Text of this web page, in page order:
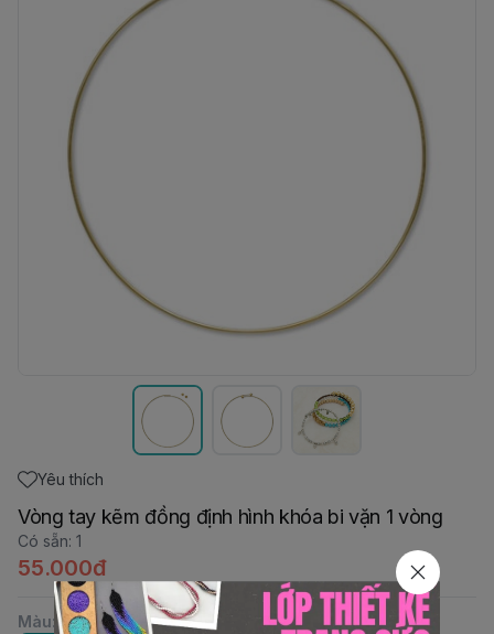
Yêu thích
Vòng tay kẽm đồng định hình khóa bi vặn 1 vòng
Có sẵn: 1
55.000đ
Màu: